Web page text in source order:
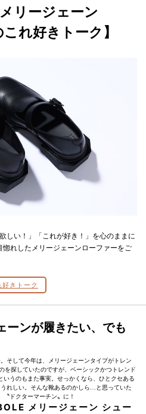
リージェーン
これ好きトーク】
しい！」「これが好き！」を心のままに
れしたメリージェーンローファーをご
きトーク
ーンが履きたい、でも
そして今年は、メリージェーンタイプがトレン
を探していたのですが、ベーシックかつトレンド
いうのもまた事実。せっかくなら、ひとクセある
れしい。そんな靴あるのかしら…と思っていた
〝ドクターマーチン〟に！
メリージェーン シュー